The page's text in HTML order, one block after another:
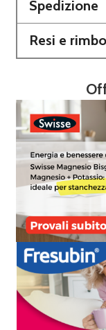
Spedizione
Resi e